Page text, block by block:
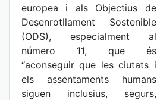
europea i als Objectius de
Desenrotllament Sostenible
(ODS), especialment al
número 11, que és
“aconseguir que les ciutats i
els assentaments humans
siguen inclusius, segurs,